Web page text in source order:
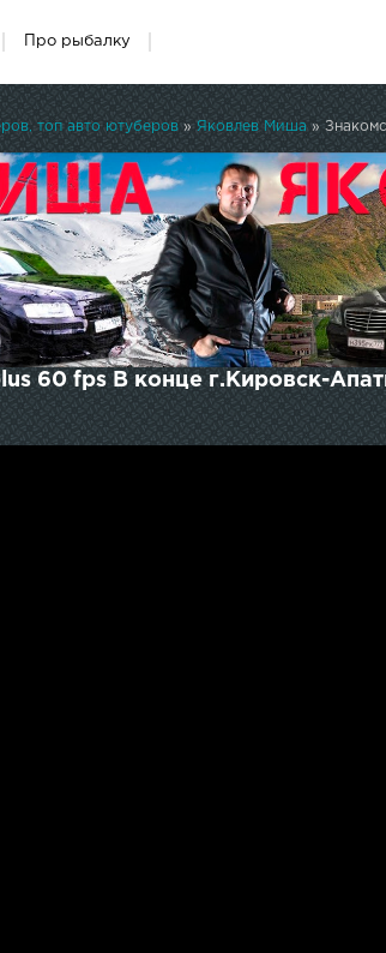
Про рыбалку
топ авто ютуберов»Яковлев Миша»
60 fps В конце г.Кировск-